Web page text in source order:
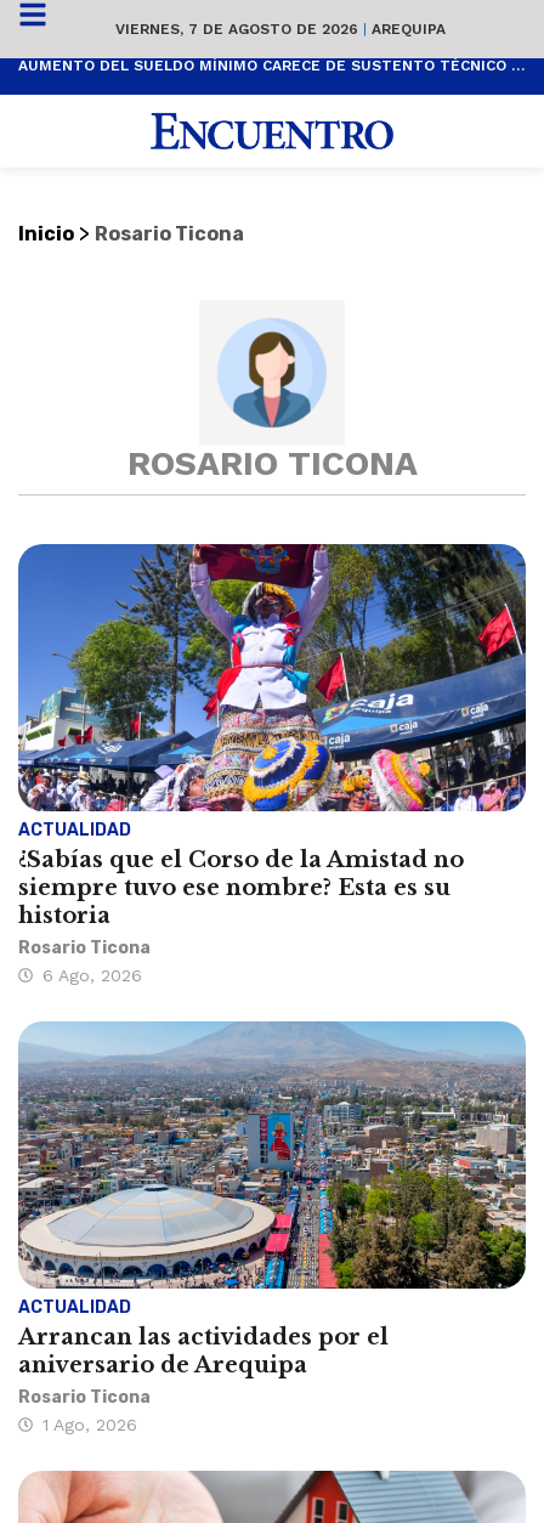
VIERNES, 7 DE AGOSTO DE 2026 | AREQUIPA
AUMENTO DEL SUELDO MÍNIMO CARECE DE SUSTENTO TÉCNICO Y ES POPULISTA
Inicio > Rosario Ticona
ROSARIO TICONA
ACTUALIDAD
¿Sabías que el Corso de la Amistad no
siempre tuvo ese nombre? Esta es su
historia
Rosario Ticona
6 Ago, 2026
ACTUALIDAD
Arrancan las actividades por el
aniversario de Arequipa
Rosario Ticona
1 Ago, 2026